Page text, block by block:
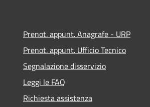
Prenot. appunt. Anagrafe - URP
Prenot. appunt. Ufficio Tecnico
Segnalazione disservizio
Leggi le FAQ
Richiesta assistenza